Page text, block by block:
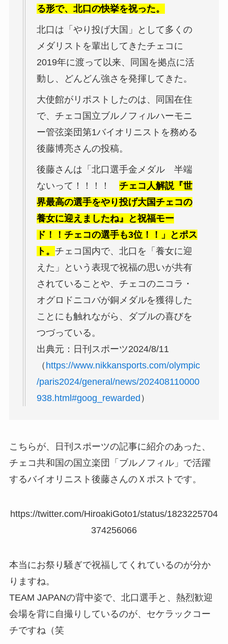
る形で、北口の快挙を祝った。
北口は「やり投げ大国」として多くの
メダリストを輩出してきたチェコに
2019年に渡って以来、同国を拠点に活
動し、どんどん強さを発揮してきた。
大使館がリポストしたのは、同国在住
で、チェコ国立ブルノフィルハーモニ
ー管弦楽団第1バイオリニストを務める
後藤博亮さんの投稿。
後藤さんは「北口選手金メダル 半端
ないって！！！！ チェコ人解説『世
界最高の選手をやり投げ大国チェコの
養女に迎えましたね』と祝福モー
ド！！チェコの選手も3位！！」とポス
ト。 チェコ国内で、北口を「養女に迎
えた」という表現で祝福の思いが共有
されていることや、チェコのニコラ・
オグロドニコバが銅メダルを獲得した
ことにも触れながら、ダブルの喜びを
つづっている。
出典元：日刊スポーツ2024/8/11
（ https://www.nikkansports.com/olympic
/paris2024/general/news/202408110000
938.html#goog_rewarded ）
こちらが、日刊スポーツの記事に紹介のあった、
チェコ共和国の国立楽団「ブルノフィル」で活躍
するバイオリニスト後藤さんのＸポストです。
https://twitter.com/HiroakiGoto1/status/1823225704
374256066
本当にお祭り騒ぎで祝福してくれているのが分か
りますね。
TEAM JAPANの背中姿で、北口選手と、熱烈歓迎
会場を背に自撮りしているのが、セケラックコー
チですね（笑